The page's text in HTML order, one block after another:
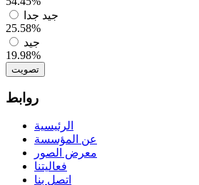
جيد جدا
25.58%
جيد
19.98%
تصويت
روابط
الرئيسية
عن المؤسسة
معرض الصور
فعاليتنا
اتصل بنا